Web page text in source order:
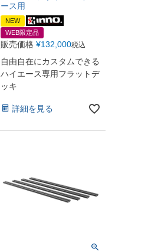
ース用
NEW
WEB限定品
販売価格 ¥132,000税込
自由自在にカスタムできる
ハイエース専用フラットデ
ッキ
詳細を見る